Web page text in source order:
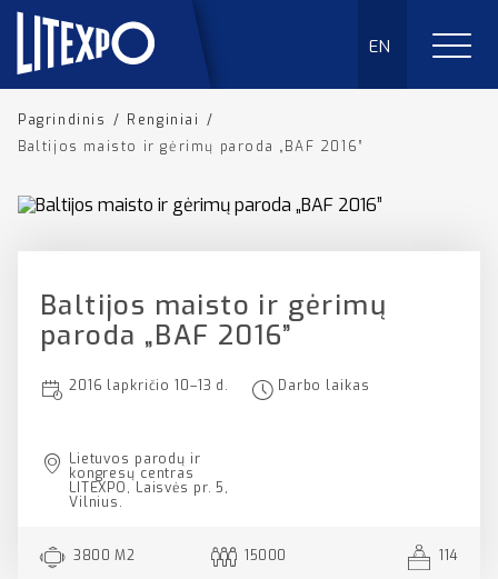
EN
Pagrindinis / Renginiai /
Baltijos maisto ir gėrimų paroda „BAF 2016”
Baltijos maisto ir gėrimų
paroda „BAF 2016”
2016 lapkričio 10–13 d. Darbo laikas
Lietuvos parodų ir
kongresų centras
LITEXPO, Laisvės pr. 5,
Vilnius.
3800 M2 15000 114